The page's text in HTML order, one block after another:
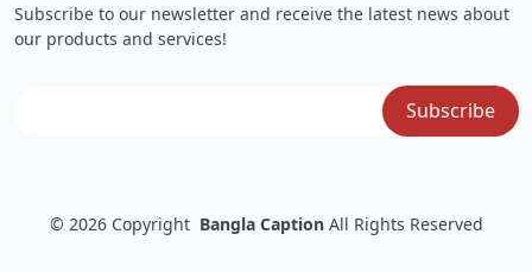
Subscribe to our newsletter and receive the latest news about
our products and services!
© 2026 Copyright Bangla Caption All Rights Reserved